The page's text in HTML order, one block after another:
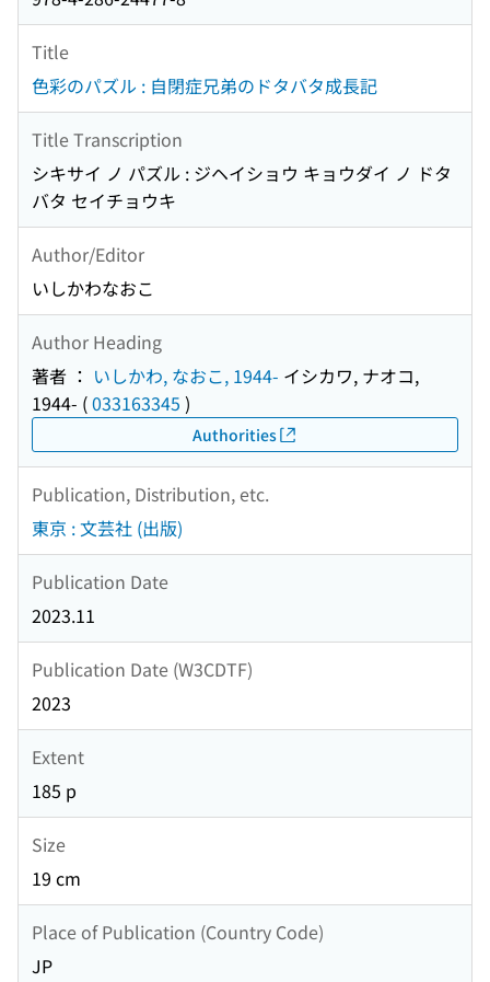
Title
色彩のパズル : 自閉症兄弟のドタバタ成長記
Title Transcription
シキサイ ノ パズル : ジヘイショウ キョウダイ ノ ドタ
バタ セイチョウキ
Author/Editor
いしかわなおこ
Author Heading
著者 ： いしかわ, なおこ, 1944- イシカワ, ナオコ,
1944- (033163345 )
Authorities
Publication, Distribution, etc.
東京 : 文芸社 (出版)
Publication Date
2023.11
Publication Date (W3CDTF)
2023
Extent
185 p
Size
19 cm
Place of Publication (Country Code)
JP